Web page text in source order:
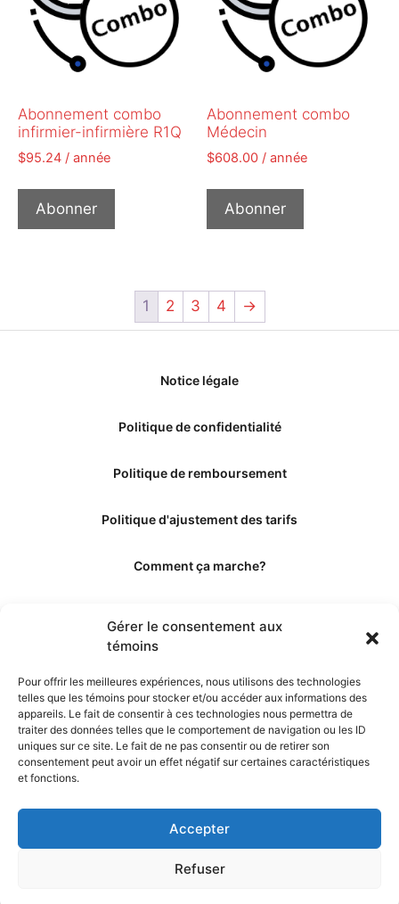
Gérer le consentement aux
témoins
Pour offrir les meilleures expériences, nous utilisons des technologies
telles que les témoins pour stocker et/ou accéder aux informations des
appareils. Le fait de consentir à ces technologies nous permettra de
traiter des données telles que le comportement de navigation ou les ID
uniques sur ce site. Le fait de ne pas consentir ou de retirer son
consentement peut avoir un effet négatif sur certaines caractéristiques
et fonctions.
Accepter
Refuser
Abonnement combo
infirmier-infirmière R1Q
$95.24 / année
Abonner
Abonnement combo
Médecin
$608.00 / année
Abonner
1 2 3 4 →
Notice légale
Politique de confidentialité
Politique de remboursement
Politique d'ajustement des tarifs
Comment ça marche?
Les éditeurs
Les experts et collaborateurs